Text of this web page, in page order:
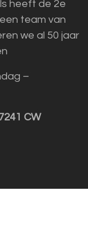
heeft de 2e
team van
we al 50 jaar
–
CW